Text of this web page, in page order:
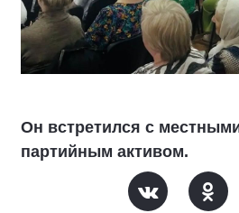
Он встретился с
партийным активом.